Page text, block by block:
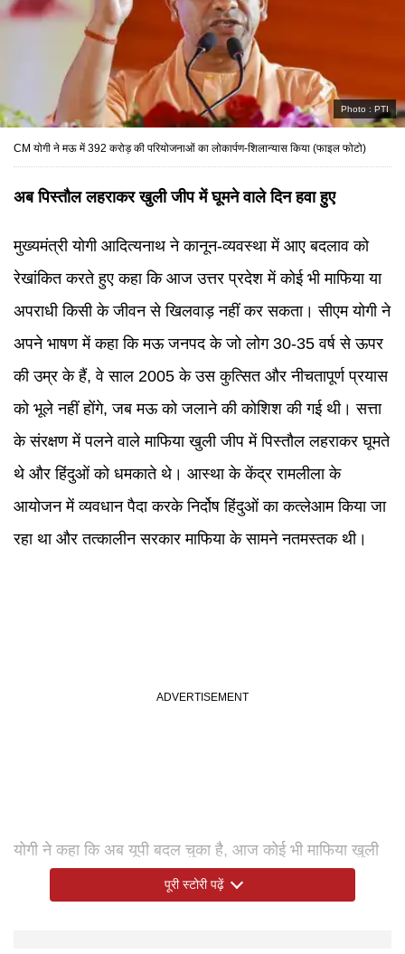
Photo : PTI
CM योगी ने मऊ में 392 करोड़ की परियोजनाओं का लोकार्पण-शिलान्यास किया (फाइल फोटो)
अब पिस्तौल लहराकर खुली जीप में घूमने वाले दिन हवा हुए
मुख्यमंत्री योगी आदित्यनाथ ने कानून-व्यवस्था में आए बदलाव को
रेखांकित करते हुए कहा कि आज उत्तर प्रदेश में कोई भी माफिया या
अपराधी किसी के जीवन से खिलवाड़ नहीं कर सकता। सीएम योगी ने
अपने भाषण में कहा कि मऊ जनपद के जो लोग 30-35 वर्ष से ऊपर
की उम्र के हैं, वे साल 2005 के उस कुत्सित और नीचतापूर्ण प्रयास
को भूले नहीं होंगे, जब मऊ को जलाने की कोशिश की गई थी। सत्ता
के संरक्षण में पलने वाले माफिया खुली जीप में पिस्तौल लहराकर घूमते
थे और हिंदुओं को धमकाते थे। आस्था के केंद्र रामलीला के
आयोजन में व्यवधान पैदा करके निर्दोष हिंदुओं का कत्लेआम किया जा
रहा था और तत्कालीन सरकार माफिया के सामने नतमस्तक थी।
योगी ने कहा कि अब यूपी बदल चुका है, आज कोई भी माफिया खुली
जीप में पिस्तौल लहराकर किसी हिंदू को धमका नहीं सकता है, अब
पूरी स्टोरी पढ़ें